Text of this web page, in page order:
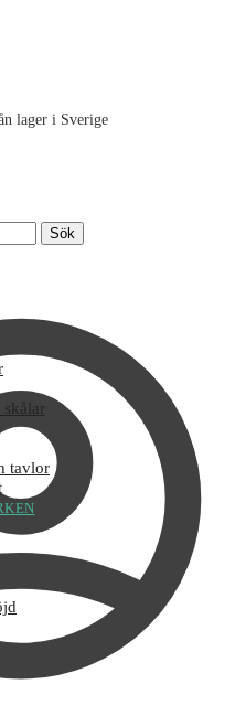
lager i Sverige
Sök
skålar
tavlor